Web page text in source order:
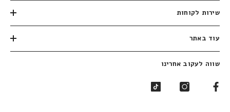
שירות לקוחות
עוד באתר
שווה לעקוב אחרינו